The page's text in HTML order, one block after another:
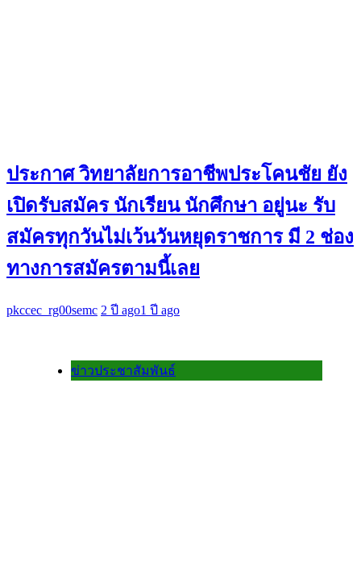
ประกาศ วิทยาลัยการอาชีพประโคนชัย ยัง
เปิดรับสมัคร นักเรียน นักศึกษา อยู่นะ รับ
สมัครทุกวันไม่เว้นวันหยุดราชการ มี 2 ช่อง
ทางการสมัครตามนี้เลย
pkccec_rg00semc 2 ปี ago1 ปี ago
ข่าวประชาสัมพันธ์